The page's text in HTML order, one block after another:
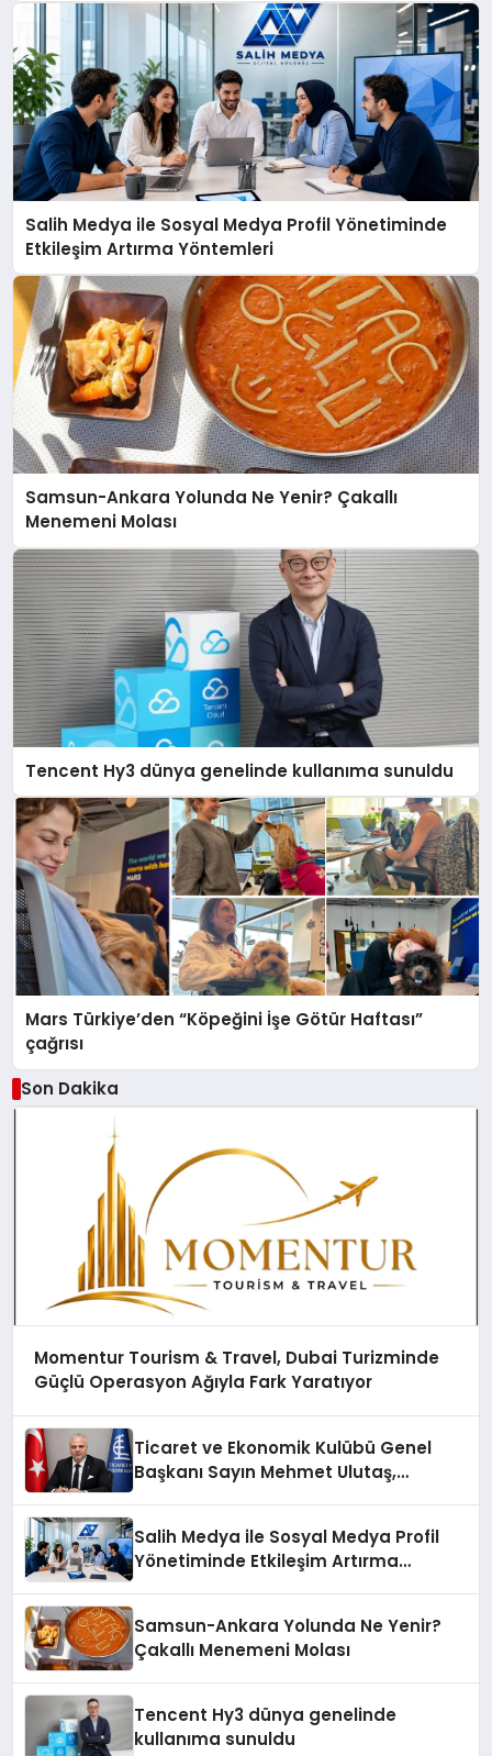
Salih Medya ile Sosyal Medya Profil Yönetiminde
Etkileşim Artırma Yöntemleri
Samsun-Ankara Yolunda Ne Yenir? Çakallı
Menemeni Molası
Tencent Hy3 dünya genelinde kullanıma sunuldu
Mars Türkiye’den “Köpeğini İşe Götür Haftası”
çağrısı
Son Dakika
Momentur Tourism & Travel, Dubai Turizminde
Güçlü Operasyon Ağıyla Fark Yaratıyor
Ticaret ve Ekonomik Kulübü Genel
Başkanı Sayın Mehmet Ulutaş,
Salih Medya ile Sosyal Medya Profil
Yönetiminde Etkileşim Artırma
Samsun-Ankara Yolunda Ne Yenir?
Çakallı Menemeni Molası
Tencent Hy3 dünya genelinde
kullanıma sunuldu